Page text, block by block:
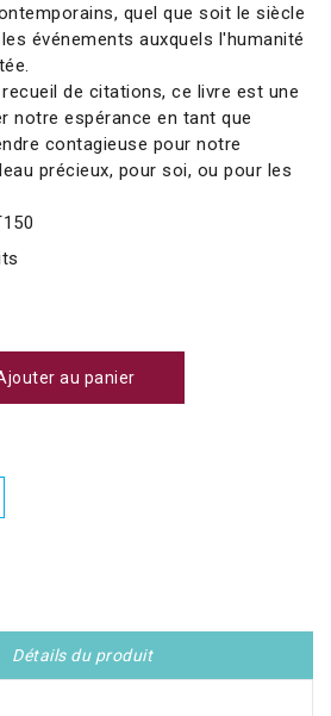
quel que soit le siècle
événements auxquels l'humanité
de citations, ce livre est une
notre espérance en tant que
contagieuse pour notre
précieux, pour soi, ou pour les
au panier
Détails du produit